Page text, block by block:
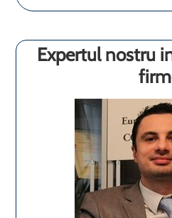
Expertul nostru